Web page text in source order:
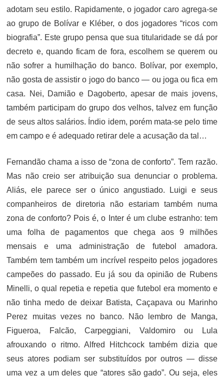
adotam seu estilo. Rapidamente, o jogador caro agrega-se
ao grupo de Bolívar e Kléber, o dos jogadores “ricos com
biografia”. Este grupo pensa que sua titularidade se dá por
decreto e, quando ficam de fora, escolhem se querem ou
não sofrer a humilhação do banco. Bolívar, por exemplo,
não gosta de assistir o jogo do banco — ou joga ou fica em
casa. Nei, Damião e Dagoberto, apesar de mais jovens,
também participam do grupo dos velhos, talvez em função
de seus altos salários. Índio idem, porém mata-se pelo time
em campo e é adequado retirar dele a acusação da tal…
Fernandão chama a isso de “zona de conforto”. Tem razão.
Mas não creio ser atribuição sua denunciar o problema.
Aliás, ele parece ser o único angustiado. Luigi e seus
companheiros de diretoria não estariam também numa
zona de conforto? Pois é, o Inter é um clube estranho: tem
uma folha de pagamentos que chega aos 9 milhões
mensais e uma administração de futebol amadora.
Também tem também um incrível respeito pelos jogadores
campeões do passado. Eu já sou da opinião de Rubens
Minelli, o qual repetia e repetia que futebol era momento e
não tinha medo de deixar Batista, Caçapava ou Marinho
Perez muitas vezes no banco. Não lembro de Manga,
Figueroa, Falcão, Carpeggiani, Valdomiro ou Lula
afrouxando o ritmo. Alfred Hitchcock também dizia que
seus atores podiam ser substituídos por outros — disse
uma vez a um deles que “atores são gado”. Ou seja, eles